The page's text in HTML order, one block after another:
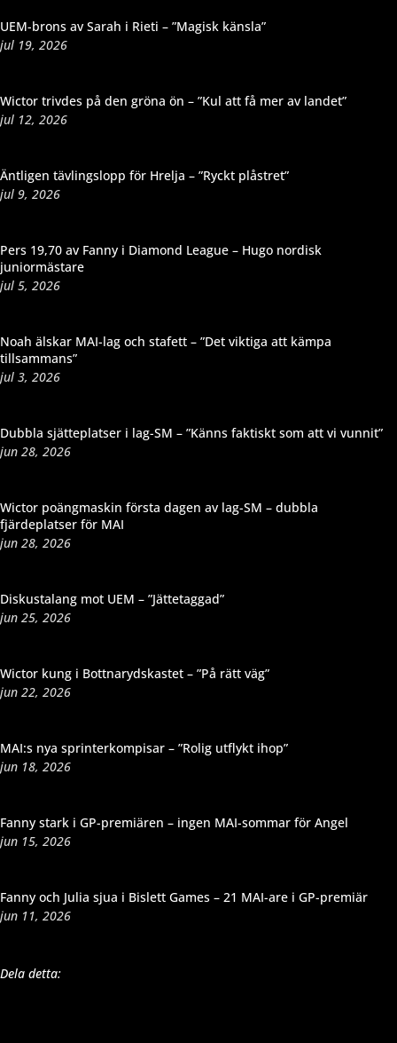
UEM-brons av Sarah i Rieti – ”Magisk känsla”
jul 19, 2026
Wictor trivdes på den gröna ön – ”Kul att få mer av landet”
jul 12, 2026
Äntligen tävlingslopp för Hrelja – ”Ryckt plåstret”
jul 9, 2026
Pers 19,70 av Fanny i Diamond League – Hugo nordisk
juniormästare
jul 5, 2026
Noah älskar MAI-lag och stafett – ”Det viktiga att kämpa
tillsammans”
jul 3, 2026
Dubbla sjätteplatser i lag-SM – ”Känns faktiskt som att vi vunnit”
jun 28, 2026
Wictor poängmaskin första dagen av lag-SM – dubbla
fjärdeplatser för MAI
jun 28, 2026
Diskustalang mot UEM – ”Jättetaggad”
jun 25, 2026
Wictor kung i Bottnarydskastet – ”På rätt väg”
jun 22, 2026
MAI:s nya sprinterkompisar – ”Rolig utflykt ihop”
jun 18, 2026
Fanny stark i GP-premiären – ingen MAI-sommar för Angel
jun 15, 2026
Fanny och Julia sjua i Bislett Games – 21 MAI-are i GP-premiär
jun 11, 2026
Dela detta: